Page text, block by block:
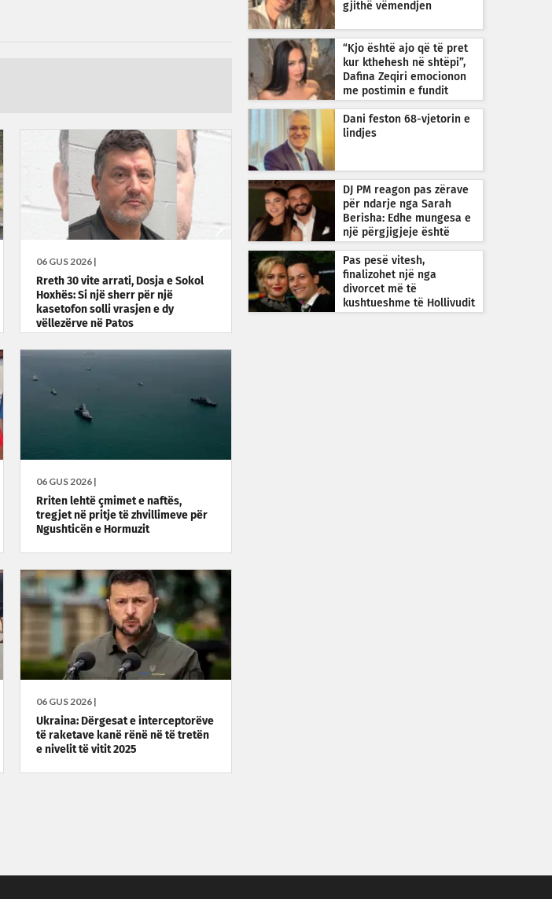
06 GUS 2026 |
Rreth 30 vite arrati, Dosja e Sokol
Hoxhës: Si një sherr për një
kasetofon solli vrasjen e dy
vëllezërve në Patos
06 GUS 2026 |
Rriten lehtë çmimet e naftës,
tregjet në pritje të zhvillimeve për
Ngushticën e Hormuzit
06 GUS 2026 |
Ukraina: Dërgesat e interceptorëve
të raketave kanë rënë në të tretën
e nivelit të vitit 2025
gjithë vëmendjen
“Kjo është ajo që të pret
kur kthehesh në shtëpi”,
Dafina Zeqiri emocionon
me postimin e fundit
Dani feston 68-vjetorin e
lindjes
DJ PM reagon pas zërave
për ndarje nga Sarah
Berisha: Edhe mungesa e
një përgjigjeje është
Pas pesë vitesh,
finalizohet një nga
divorcet më të
kushtueshme të Hollivudit